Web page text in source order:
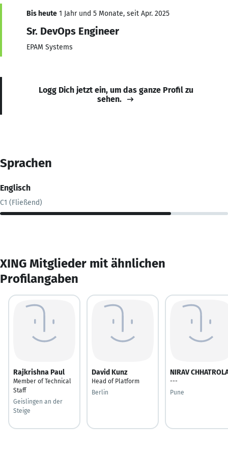
Bis heute 1 Jahr und 5 Monate, seit Apr. 2025
Sr. DevOps Engineer
EPAM Systems
Logg Dich jetzt ein, um das ganze Profil zu
sehen.
Sprachen
Englisch
C1 (Fließend)
XING Mitglieder mit ähnlichen
Profilangaben
Rajkrishna Paul
Member of Technical
Staff
Geislingen an der
Steige
David Kunz
Head of Platform
Berlin
NIRAV
---
Pune